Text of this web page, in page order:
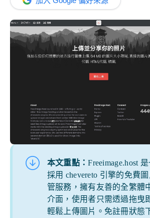
本文重點：Freeimage.host
採用 chevereto 引擎的免費
管服務，擁有友善的全繁體
介面，使用者只需透過拖曳
輕鬆上傳圖片。免註冊狀態